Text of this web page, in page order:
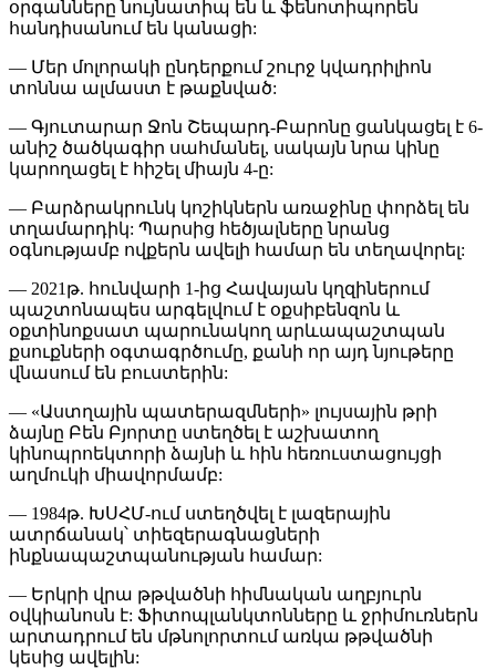
օրգանները նույնատիպ են և ֆենոտիպորեն
հանդիսանում են կանացի:
— Մեր մոլորակի ընդերքում շուրջ կվադրիլիոն
տոննա ալմաստ է թաքնված:
— Գյուտարար Ջոն Շեպարդ-Բարոնը ցանկացել է 6-
անիշ ծածկագիր սահմանել, սակայն նրա կինը
կարողացել է հիշել միայն 4-ը:
— Բարձրակրունկ կոշիկներն առաջինը փորձել են
տղամարդիկ: Պարսից հեծյալները նրանց
օգնությամբ ովքերն ավելի համար են տեղավորել:
— 2021թ. հունվարի 1-ից Հավայան կղզիներում
պաշտոնապես արգելվում է օքսիբենզոն և
օքտինոքսատ պարունակող արևապաշտպան
քսուքների օգտագրծումը, քանի որ այդ նյութերը
վնասում են բուստերին:
— «Աստղային պատերազմների» լույսային թրի
ձայնը Բեն Բյորտը ստեղծել է աշխատող
կինոպրոեկտորի ձայնի և հին հեռուստացույցի
աղմուկի միավորմամբ:
— 1984թ. ԽՍՀՄ-ում ստեղծվել է լազերային
ատրճանակ՝ տիեզերագնացների
ինքնապաշտպանության համար:
— Երկրի վրա թթվածնի հիմնական աղբյուրն
օվկիանոսն է: Ֆիտոպլանկտոնները և ջրիմուռներն
արտադրում են մթնոլորտում առկա թթվածնի
կեսից ավելին: